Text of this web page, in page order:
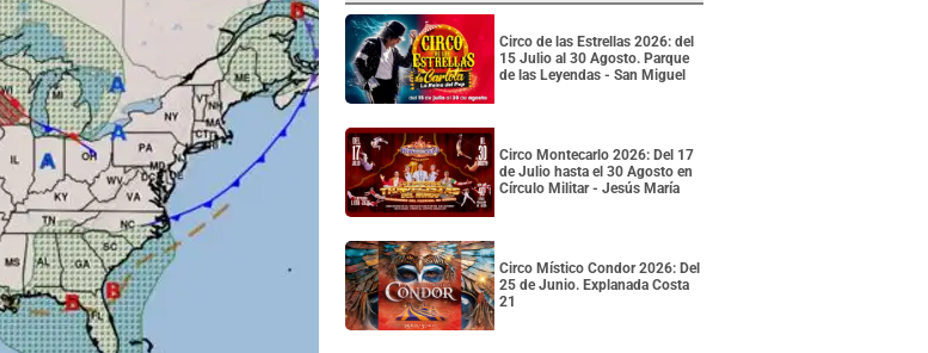
Circo de las Estrellas 2026: del
15 Julio al 30 Agosto. Parque
de las Leyendas - San Miguel
Circo Montecarlo 2026: Del 17
de Julio hasta el 30 Agosto en
Círculo Militar - Jesús María
Circo Místico Condor 2026: Del
25 de Junio. Explanada Costa
21